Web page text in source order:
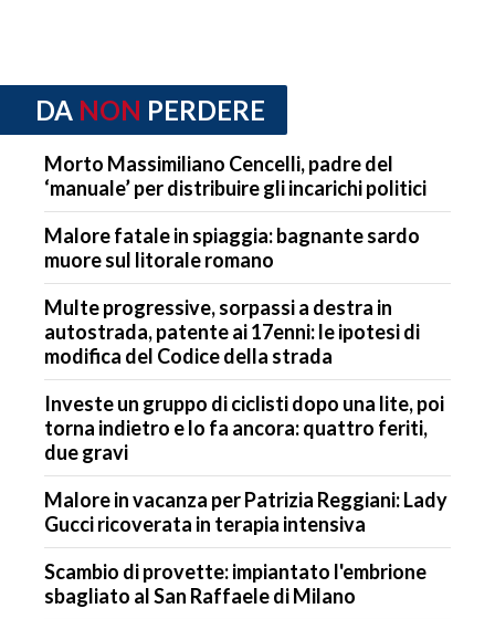
DA NON PERDERE
Morto Massimiliano Cencelli, padre del
‘manuale’ per distribuire gli incarichi politici
Malore fatale in spiaggia: bagnante sardo
muore sul litorale romano
Multe progressive, sorpassi a destra in
autostrada, patente ai 17enni: le ipotesi di
modifica del Codice della strada
Investe un gruppo di ciclisti dopo una lite, poi
torna indietro e lo fa ancora: quattro feriti,
due gravi
Malore in vacanza per Patrizia Reggiani: Lady
Gucci ricoverata in terapia intensiva
Scambio di provette: impiantato l'embrione
sbagliato al San Raffaele di Milano